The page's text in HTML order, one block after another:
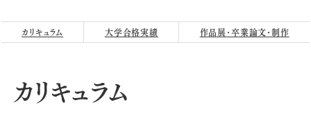
カリキュラム 大学合格実績 作品展･卒業論文･制作
カリキュラム